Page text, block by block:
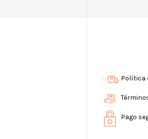
Política
Pago